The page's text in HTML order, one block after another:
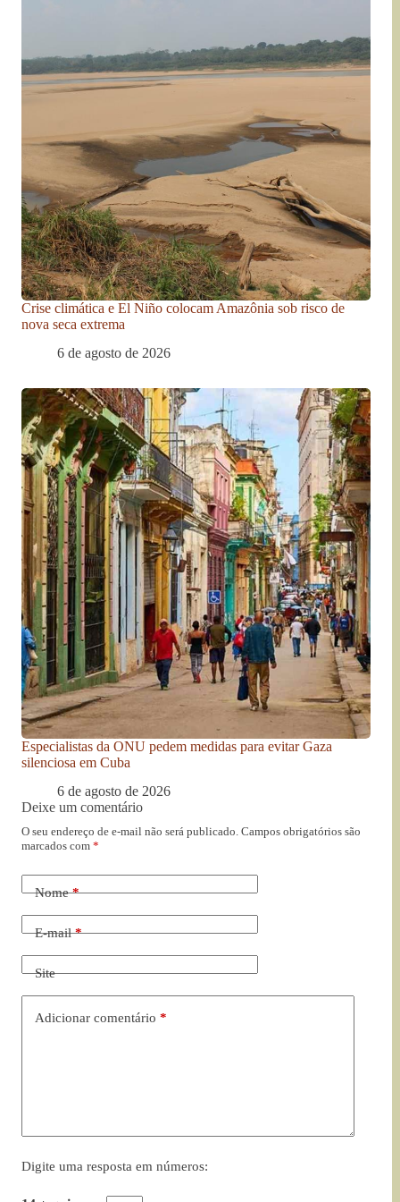
Crise climática e El Niño colocam Amazônia sob risco de
nova seca extrema
6 de agosto de 2026
Especialistas da ONU pedem medidas para evitar Gaza
silenciosa em Cuba
6 de agosto de 2026
Deixe um comentário
O seu endereço de e-mail não será publicado. Campos obrigatórios são
marcados com *
Nome*
E-mail*
Site
Adicionar comentário *
Digite uma resposta em números: